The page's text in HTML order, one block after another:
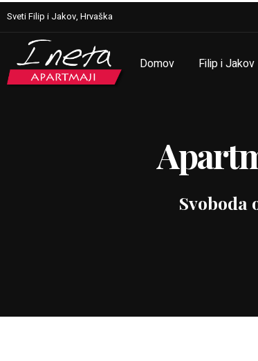
Sveti Filip i Jakov, Hrvaška
Domov Filip i Jakov
Svoboda